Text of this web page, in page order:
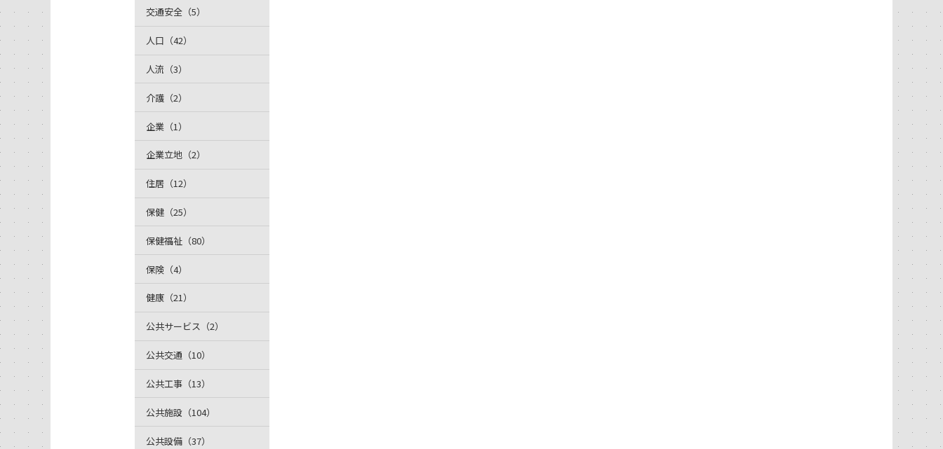
交通安全（5）
人口（42）
人流（3）
介護（2）
企業（1）
企業立地（2）
住居（12）
保健（25）
保健福祉（80）
保険（4）
健康（21）
公共サービス（2）
公共交通（10）
公共工事（13）
公共施設（104）
公共設備（37）